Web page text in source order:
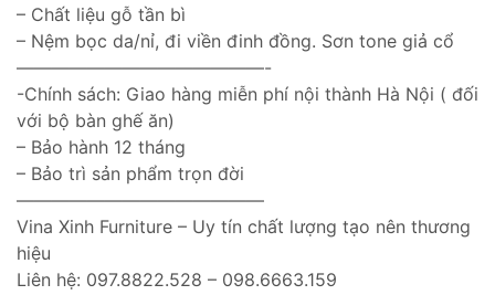
– Chất liệu gỗ tần bì
– Nệm bọc da/nỉ, đi viền đinh đồng. Sơn tone giả cổ
——————————————-
-Chính sách: Giao hàng miễn phí nội thành Hà Nội ( đối
với bộ bàn ghế ăn)
– Bảo hành 12 tháng
– Bảo trì sản phẩm trọn đời
——————————————
Vina Xinh Furniture – Uy tín chất lượng tạo nên thương
hiệu
Liên hệ: 097.8822.528 – 098.6663.159